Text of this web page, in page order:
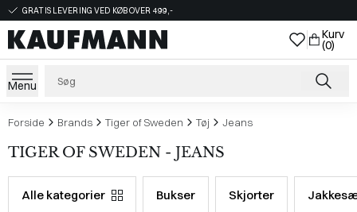
GRATIS LEVERING VED KØB OVER 499,-
Kurv
(0)
Menu
Forside Brands Tiger of Sweden Tøj Jeans
TIGER OF SWEDEN - JEANS
Alle kategorier Bukser Skjorter